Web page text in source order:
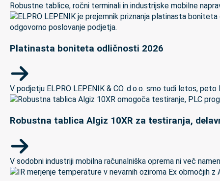
Robustne tablice, ročni terminali in industrijske mobilne
Platinasta boniteta odličnosti 2026
V podjetju ELPRO LEPENIK & CO. d.o.o. smo tudi letos,
Robustna tablica Algiz 10XR za testiranja,
V sodobni industriji mobilna računalniška oprema ni več